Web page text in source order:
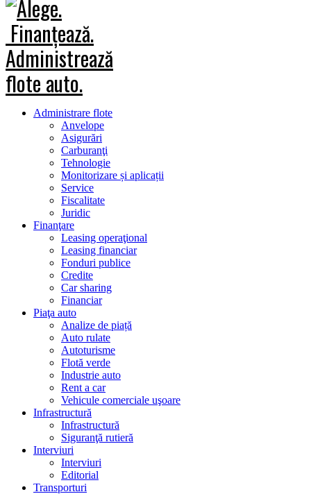
Administrare flote
Anvelope
Asigurări
Carburanţi
Tehnologie
Monitorizare și aplicații
Service
Fiscalitate
Juridic
Finanţare
Leasing operaţional
Leasing financiar
Fonduri publice
Credite
Car sharing
Financiar
Piaţa auto
Analize de piață
Auto rulate
Autoturisme
Flotă verde
Industrie auto
Rent a car
Vehicule comerciale uşoare
Infrastructură
Infrastructură
Siguranţă rutieră
Interviuri
Interviuri
Editorial
Transporturi